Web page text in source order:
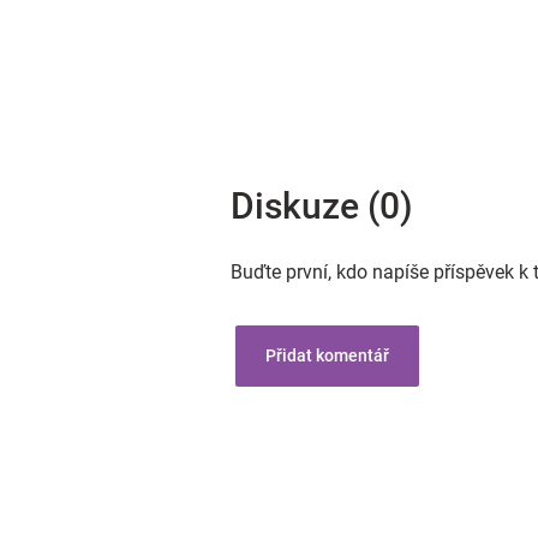
Diskuze (0)
Buďte první, kdo napíše příspěvek k
Přidat komentář